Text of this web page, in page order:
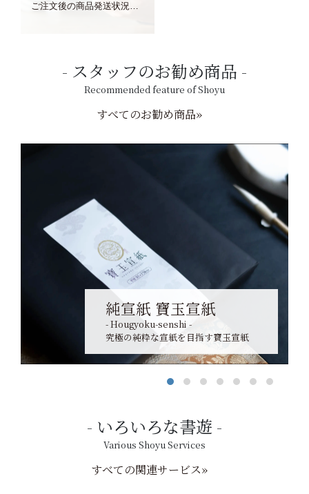
ご注文後の商品発送状況については、こちらからご確認くださいませ。
スタッフのお勧め商品
Recommended feature of Shoyu
すべてのお勧め商品»
純宣紙 寶玉宣紙
- Hougyoku-senshi -
究極の純粋な宣紙を目指す寶玉宣紙
いろいろな書遊
Various Shoyu Services
すべての関連サービス»